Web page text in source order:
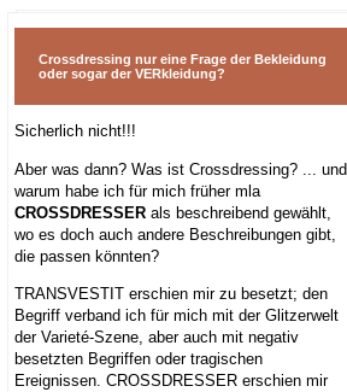
Crossdressing nur eine Frage der Bekleidung
oder sogar der VERkleidung?
Sicherlich nicht!!!
Aber was dann? Was ist Crossdressing? ... und
warum habe ich für mich früher mla
CROSSDRESSER als beschreibend gewählt,
wo es doch auch andere Beschreibungen gibt,
die passen könnten?
TRANSVESTIT erschien mir zu besetzt; den
Begriff verband ich für mich mit der Glitzerwelt
der Varieté-Szene, aber auch mit negativ
besetzten Begriffen oder tragischen
Ereignissen. CROSSDRESSER erschien mir
Kontakt -
Impressum